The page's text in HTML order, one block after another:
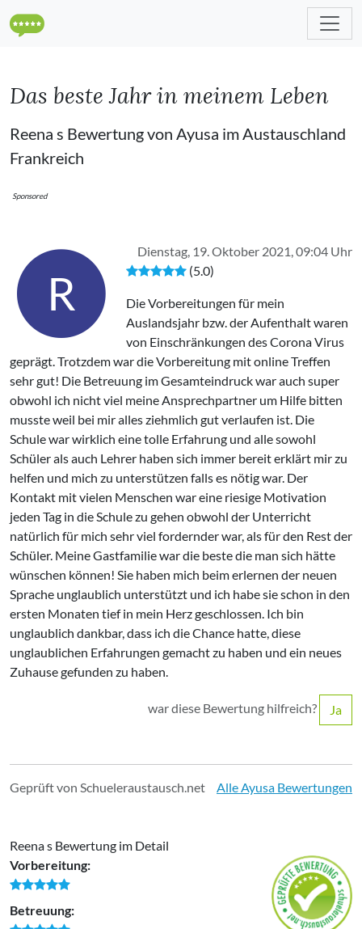
Das beste Jahr in meinem Leben
Reena s Bewertung von Ayusa im Austauschland
Frankreich
Sponsored
R
Dienstag, 19. Oktober 2021, 09:04 Uhr
(5.0)
Die Vorbereitungen für mein
Auslandsjahr bzw. der Aufenthalt waren
von Einschränkungen des Corona Virus
geprägt. Trotzdem war die Vorbereitung mit online Treffen
sehr gut! Die Betreuung im Gesamteindruck war auch super
obwohl ich nicht viel meine Ansprechpartner um Hilfe bitten
musste weil bei mir alles ziehmlich gut verlaufen ist. Die
Schule war wirklich eine tolle Erfahrung und alle sowohl
Schüler als auch Lehrer haben sich immer bereit erklärt mir zu
helfen und mich zu unterstützen falls es nötig war. Der
Kontakt mit vielen Menschen war eine riesige Motivation
jeden Tag in die Schule zu gehen obwohl der Unterricht
natürlich für mich sehr viel fordernder war, als für den Rest der
Schüler. Meine Gastfamilie war die beste die man sich hätte
wünschen können! Sie haben mich beim erlernen der neuen
Sprache unglaublich unterstützt und ich habe sie schon in den
ersten Monaten tief in mein Herz geschlossen. Ich bin
unglaublich dankbar, dass ich die Chance hatte, diese
unglaublichen Erfahrungen gemacht zu haben und ein neues
Zuhause gefunden zu haben.
war diese Bewertung hilfreich? Ja
Geprüft von Schueleraustausch.net Alle Ayusa Bewertungen
Reena s Bewertung im Detail
Vorbereitung:
Betreuung: